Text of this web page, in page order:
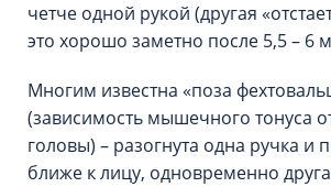
четче одной рукой (другая
это хорошо заметно после 5,5 – 6
Многим известна «поза
(зависимость мышечного тонуса
головы) – разогнута одна ручка и
ближе к лицу, одновременно